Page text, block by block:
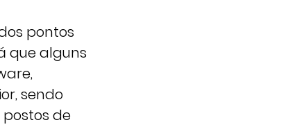
pontos
que alguns
sendo
de